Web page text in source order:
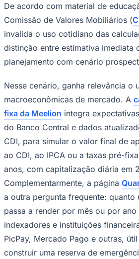
Coritiba
De acordo com material de
Comissão de Valores Mobiliários (
invalida o uso cotidiano das
distinção entre estimativa imediata
planejamento com cenário
Nesse cenário, ganha relevância o
macroeconômicas de mercado. A
fixa da Meelion integra
do Banco Central e dados
CDI, para simular o valor final de
ao CDI, ao IPCA ou a taxas pré-
anos, com capitalização diária em
Complementarmente, a página
a outra pergunta frequente: quanto
passa a render por mês ou por
indexadores e instituições
PicPay, Mercado Pago e outras,
construir uma reserva de